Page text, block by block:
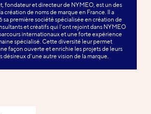
fondateur et directeur de NYMEO, est un des
création de noms de marque en France. Il a
sa première société spécialisée en création de
et créatifs qui l’ont rejoint dans NYMEO
internationaux et une forte expérience
spécialisé. Cette diversité leur permet
façon ouverte et enrichie les projets de leurs
d’une autre vision de la marque.